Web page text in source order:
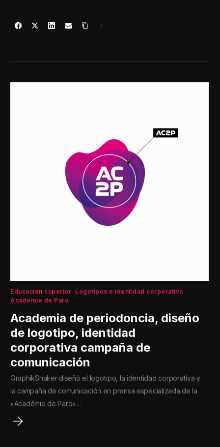
Educación superior Logotipos e identidad corporativa
Academie de Paro
Academia de periodoncia, diseño
de logotipo, identidad
corporativa campaña de
comunicación
GraphikShaker diseñó el logotipo, la identidad corporativa y
la campaña de comunicación en prensa especializada de la
«Académie de Paro»…